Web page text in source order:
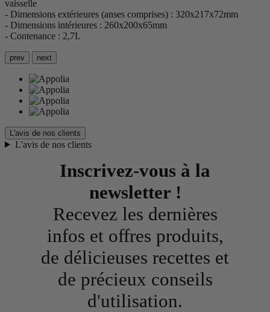
vaisselle
- Dimensions extérieures (anses comprises) : 320x217x72mm
- Dimensions intérieures : 260x200x65mm
- Contenance : 2,7L
prev next
L'avis de nos clients
L'avis de nos clients
Inscrivez-vous à la
newsletter !
Recevez les dernières
infos et offres produits,
de délicieuses recettes et
de précieux conseils
d'utilisation.